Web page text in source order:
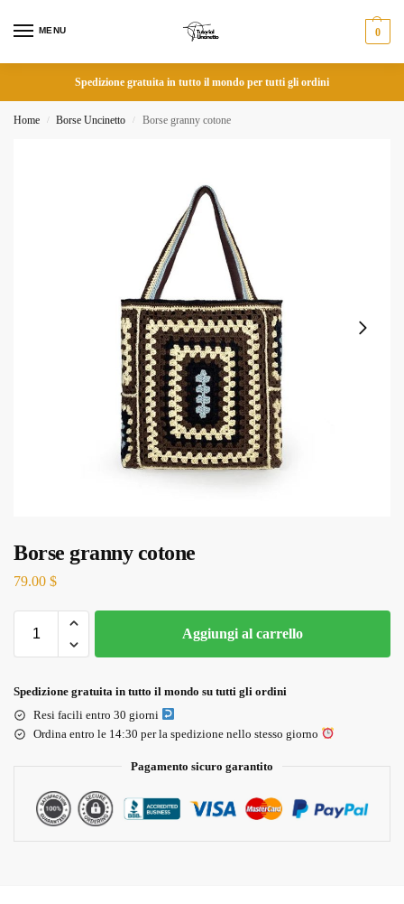
MENU 0
Spedizione gratuita in tutto il mondo per tutti gli ordini
Home / Borse Uncinetto / Borse granny cotone
Borse granny cotone
79.00 $
Aggiungi al carrello
Spedizione gratuita in tutto il mondo su tutti gli ordini
Resi facili entro 30 giorni
Ordina entro le 14:30 per la spedizione nello stesso giorno
Pagamento sicuro garantito